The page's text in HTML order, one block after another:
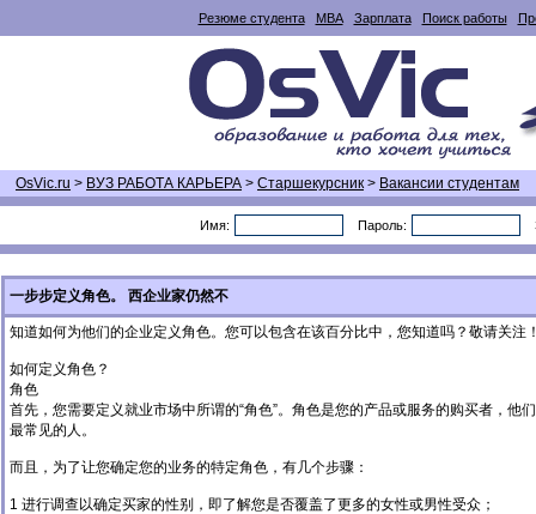
Резюме студента MBA Зарплата Поиск работы
OsVic.ru > ВУЗ РАБОТА КАРЬЕРА > Старшекурсник > Вакансии студентам
Имя: Пароль:
一步步定义角色。 西企业家仍然不
知道如何为他们的企业定义角色。您可以包含在该百分比中，您知道吗？敬请关注
如何定义角色？
角色
首先，您需要定义就业市场中所谓的“角色”。角色是您的产品或服务的购买者，
最常见的人。
而且，为了让您确定您的业务的特定角色，有几个步骤：
1 进行调查以确定买家的性别，即了解您是否覆盖了更多的女性或男性受众；